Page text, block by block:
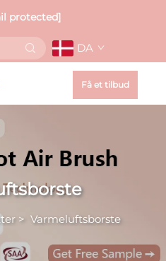
protected]
DA
Få et tilbud
> Varmeluftsborste